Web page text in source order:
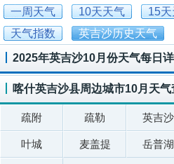
一周天气 10天天气 15
天气指数
英吉沙历史天气
2025年英吉沙10月份天气每日
喀什英吉沙县周边城市10月天气
疏附 疏勒 英吉沙
叶城 麦盖提 岳普湖